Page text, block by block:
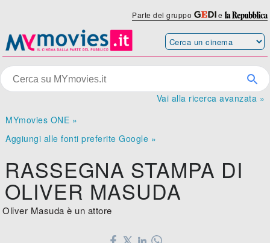
Parte del gruppo e
Vai alla ricerca avanzata »
MYmovies ONE »
Aggiungi alle fonti preferite Google »
RASSEGNA STAMPA DI
OLIVER MASUDA
Oliver Masuda è un attore